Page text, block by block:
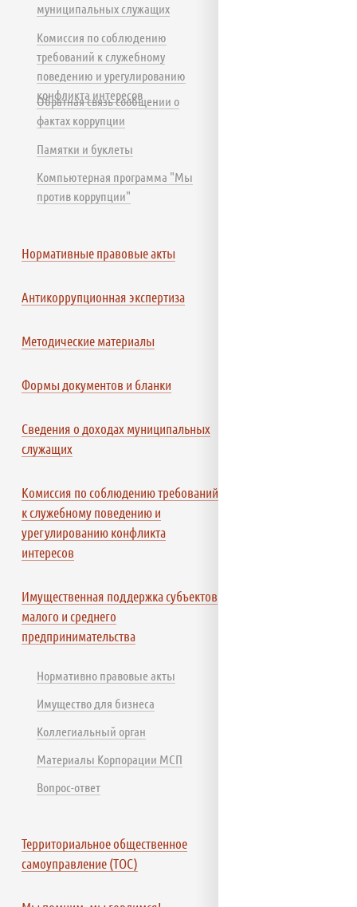
муниципальных служащих
Комиссия по соблюдению
требований к служебному
поведению и урегулированию
конфликта интересов
Обратная связь сообщении о
фактах коррупции
Памятки и буклеты
Компьютерная программа "Мы
против коррупции"
Нормативные правовые акты
Антикоррупционная экспертиза
Методические материалы
Формы документов и бланки
Сведения о доходах муниципальных
служащих
Комиссия по соблюдению требований
к служебному поведению и
урегулированию конфликта
интересов
Имущественная поддержка субъектов
малого и среднего
предпринимательства
Нормативно правовые акты
Имущество для бизнеса
Коллегиальный орган
Материалы Корпорации МСП
Вопрос-ответ
Территориальное общественное
самоуправление (ТОС)